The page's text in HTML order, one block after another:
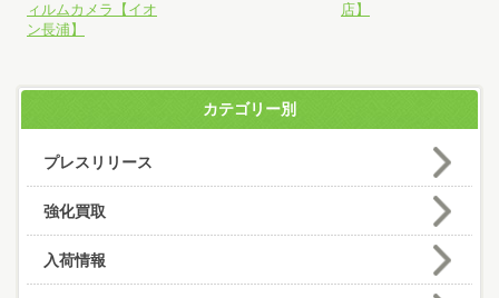
ィルムカメラ【イオ
ン長浦】
店】
カテゴリー別
プレスリリース
強化買取
入荷情報